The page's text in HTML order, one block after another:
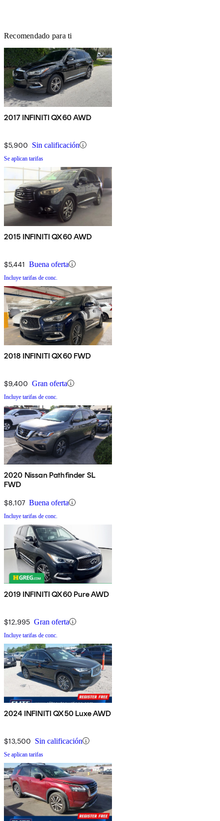
Recomendado para ti
2017 INFINITI QX60 AWD
$5,900 Sin calificación
Se aplican tarifas
2015 INFINITI QX60 AWD
$5,441 Buena oferta
Incluye tarifas de conc.
2018 INFINITI QX60 FWD
$9,400 Gran oferta
Incluye tarifas de conc.
2020 Nissan Pathfinder SL
FWD
$8,107 Buena oferta
Incluye tarifas de conc.
2019 INFINITI QX60 Pure AWD
$12,995 Gran oferta
Incluye tarifas de conc.
2024 INFINITI QX50 Luxe AWD
$13,500 Sin calificación
Se aplican tarifas